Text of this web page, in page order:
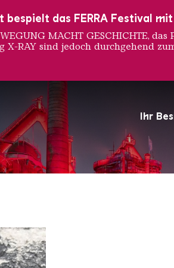
Ihr
bespielt das FERRA Festival
MACHT GESCHICHTE,
RAY sind jedoch durchgehend